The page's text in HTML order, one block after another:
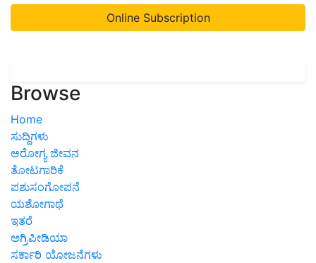
Online Subscription
Browse
Home
ಸುದ್ದಿಗಳು
ಆರೋಗ್ಯ ಜೀವನ
ತೋಟಗಾರಿಕೆ
ಪಶುಸಂಗೋಪನೆ
ಯಶೋಗಾಥೆ
ಇತರೆ
ಅಗ್ರಿಪೀಡಿಯಾ
ಸರ್ಕಾರಿ ಯೋಜನೆಗಳು